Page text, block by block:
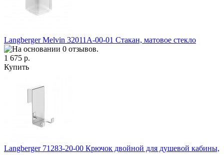
Langberger Melvin 32011A-00-01 Стакан, матовое стекло
1 675 р.
Купить
Langberger 71283-20-00 Крючок двойной для душевой кабины,